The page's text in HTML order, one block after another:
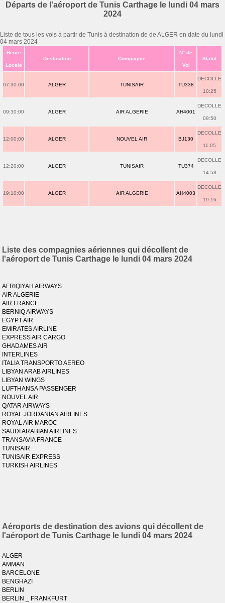
Départs de l'aéroport de Tunis Carthage le lundi 04 mars
2024
Liste de tous les vols à partir de Tunis à destination de de ALGER en date du lundi
04 mars 2024
Heure
Locale
Destination Compagnie
N° de
Vol
Statut
07:30:00 ALGER TUNISAIR TU338
DECOLLE
10:25
09:30:00 ALGER AIR ALGERIE AH4001
DECOLLE
09:50
12:00:00 ALGER NOUVEL AIR BJ130
DECOLLE
11:05
12:20:00 ALGER TUNISAIR TU374
DECOLLE
14:58
19:10:00 ALGER AIR ALGERIE AH4003
DECOLLE
19:16
Liste des compagnies aériennes qui décollent de
l'aéroport de Tunis Carthage le lundi 04 mars 2024
AFRIQIYAH AIRWAYS
AIR ALGERIE
AIR FRANCE
BERNIQ AIRWAYS
EGYPT AIR
EMIRATES AIRLINE
EXPRESS AIR CARGO
GHADAMES AIR
INTERLINES
ITALIA TRANSPORTO AEREO
LIBYAN ARAB AIRLINES
LIBYAN WINGS
LUFTHANSA PASSENGER
NOUVEL AIR
QATAR AIRWAYS
ROYAL JORDANIAN AIRLINES
ROYAL AIR MAROC
SAUDI ARABIAN AIRLINES
TRANSAVIA FRANCE
TUNISAIR
TUNISAIR EXPRESS
TURKISH AIRLINES
Aéroports de destination des avions qui décollent de
l'aéroport de Tunis Carthage le lundi 04 mars 2024
ALGER
AMMAN
BARCELONE
BENGHAZI
BERLIN
BERLIN _ FRANKFURT